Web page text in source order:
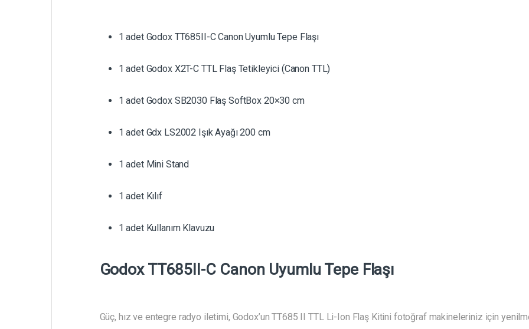
1 adet Godox TT685II-C Canon Uyumlu Tepe Flaşı
1 adet Godox X2T-C TTL Flaş Tetikleyici (Canon TTL)
1 adet Godox SB2030 Flaş SoftBox 20×30 cm
1 adet Gdx LS2002 Işık Ayağı 200 cm
1 adet Mini Stand
1 adet Kılıf
1 adet Kullanım Klavuzu
Godox TT685II-C Canon Uyumlu Tepe Flaşı
Güç, hız ve entegre radyo iletimi, Godox’un TT685 II TTL Li-Ion Flaş Kitini fotoğraf makineleriniz için